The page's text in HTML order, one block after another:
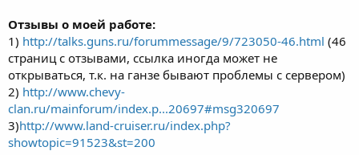
Отзывы о моей работе:
1) http://talks.guns.ru/forummessage/9/723050-46.html (46
страниц с отзывами, ссылка иногда может не
открываться, т.к. на ганзе бывают проблемы с сервером)
2) http://www.chevy-
clan.ru/mainforum/index.p...20697#msg320697
3)http://www.land-cruiser.ru/index.php?
showtopic=91523&st=200